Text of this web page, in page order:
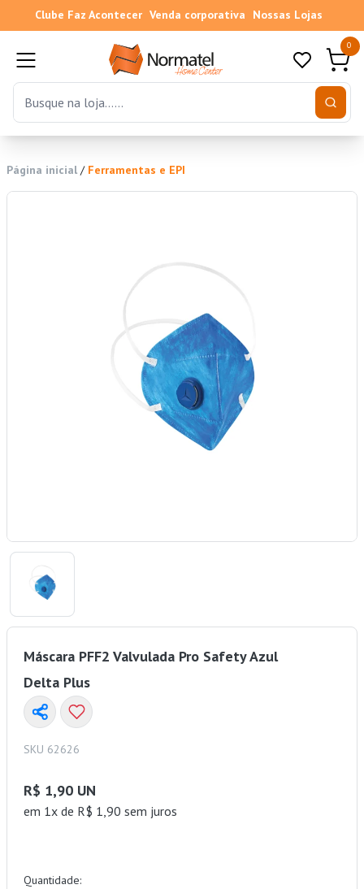
Clube Faz Acontecer Venda corporativa Nossas Lojas
0
Página inicial / Ferramentas e EPI
Máscara PFF2 Valvulada Pro Safety Azul
Delta Plus
SKU 62626
R$ 1,90 UN
em 1x de R$ 1,90 sem juros
Quantidade: